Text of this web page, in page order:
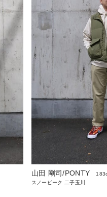
山田 剛司/PONTY
スノーピーク 二子玉川